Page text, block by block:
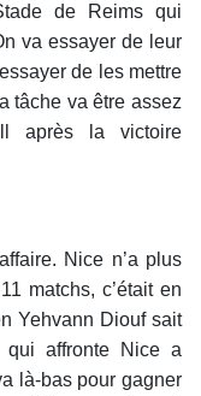
de Reims qui
va essayer de leur
de les mettre
tâche va être assez
après la victoire
Nice n’a plus
matchs, c’était en
Yehvann Diouf sait
qui affronte Nice a
là-bas pour gagner